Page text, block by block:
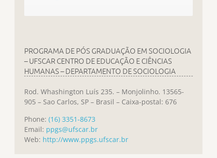
PROGRAMA DE PÓS GRADUAÇÃO EM SOCIOLOGIA
– UFSCAR CENTRO DE EDUCAÇÃO E CIÊNCIAS
HUMANAS – DEPARTAMENTO DE SOCIOLOGIA
Rod. Whashington Luís 235. – Monjolinho. 13565-
905 – Sao Carlos, SP – Brasil – Caixa-postal: 676
Phone: (16) 3351-8673
Email: ppgs@ufscar.br
Web: http://www.ppgs.ufscar.br